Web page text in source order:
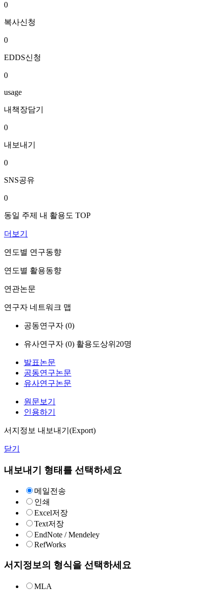
0
복사신청
0
EDDS신청
0
usage
내책장담기
0
내보내기
0
SNS공유
0
동일 주제 내 활용도 TOP
더보기
연도별 연구동향
연도별 활용동향
연관논문
연구자 네트워크 맵
공동연구자 (0)
유사연구자 (0) 활용도상위20명
발표논문
공동연구논문
유사연구논문
원문보기
인용하기
서지정보 내보내기(Export)
닫기
내보내기 형태를 선택하세요
메일전송
인쇄
Excel저장
Text저장
EndNote / Mendeley
RefWorks
서지정보의 형식을 선택하세요
MLA